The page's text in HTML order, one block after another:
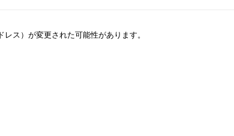
ス）が変更された可能性があります。